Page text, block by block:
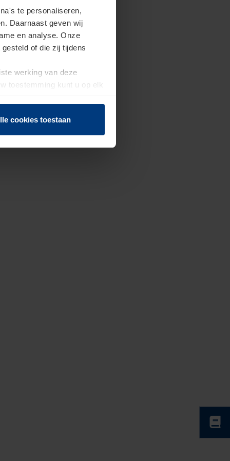
te personaliseren,
Daarnaast geven wij
en analyse. Onze
of die zij tijdens
werking van deze
toestemming kunt u op elk
herroepen.
cookies toestaan